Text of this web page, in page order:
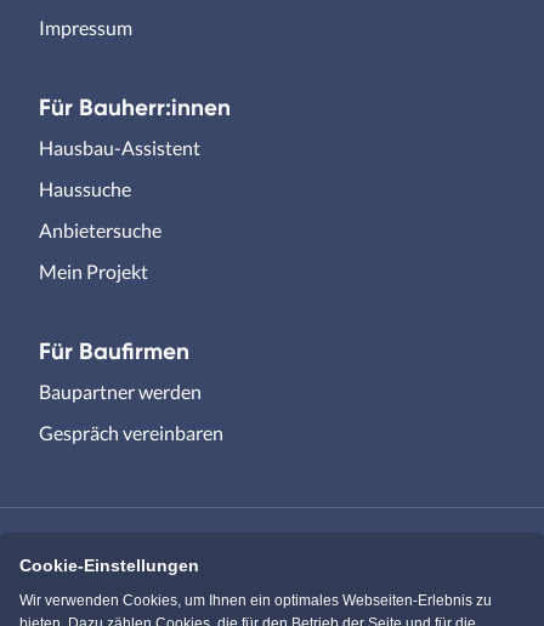
Impressum
Für Bauherr:innen
Hausbau-Assistent
Haussuche
Anbietersuche
Mein Projekt
Für Baufirmen
Baupartner werden
Gespräch vereinbaren
Immowelt.de Bauen.de
Cookie-Einstellungen
Wir verwenden Cookies, um Ihnen ein optimales Webseiten-Erlebnis zu